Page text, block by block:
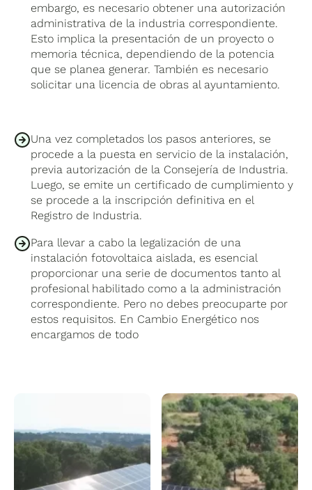
embargo, es necesario obtener una autorización
administrativa de la industria correspondiente.
Esto implica la presentación de un proyecto o
memoria técnica, dependiendo de la potencia
que se planea generar. También es necesario
solicitar una licencia de obras al ayuntamiento.
Una vez completados los pasos anteriores, se
procede a la puesta en servicio de la instalación,
previa autorización de la Consejería de Industria.
Luego, se emite un certificado de cumplimiento y
se procede a la inscripción definitiva en el
Registro de Industria.
Para llevar a cabo la legalización de una
instalación fotovoltaica aislada, es esencial
proporcionar una serie de documentos tanto al
profesional habilitado como a la administración
correspondiente. Pero no debes preocuparte por
estos requisitos. En Cambio Energético nos
encargamos de todo